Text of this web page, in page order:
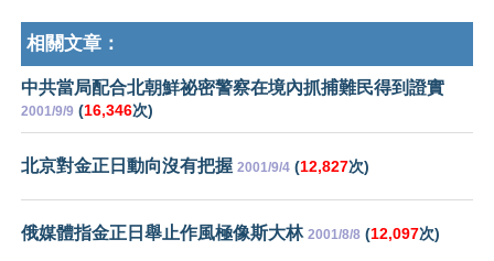
相關文章：
中共當局配合北朝鮮祕密警察在境內抓捕難民得到證實
2001/9/9 (16,346次)
北京對金正日動向沒有把握 2001/9/4 (12,827次)
俄媒體指金正日舉止作風極像斯大林 2001/8/8 (12,097次)